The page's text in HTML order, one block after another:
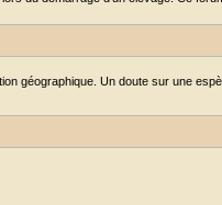
géographique. Un doute sur une